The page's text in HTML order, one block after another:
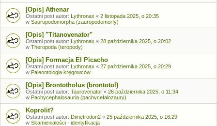
[Opis] Athenar
Ostatni post autor: Lythronax « 2 listopada 2025, o 20:35
w Sauropodomorpha (zauropodomorfy)
[Opis] "Titanovenator"
Ostatni post autor: Lythronax « 28 października 2025, o 20:02
w Theropoda (teropody)
[Opis] Formacja El Picacho
Ostatni post autor: Lythronax « 27 października 2025, o 20:29
w Paleontologia kręgowców
[Opis] Brontotholus (brontotol)
Ostatni post autor: Taurovenator « 26 października 2025, o 11:34
w Pachycephalosauria (pachycefalozaury)
Koprolit?
Ostatni post autor: Dimetrodon2 « 25 października 2025, o 16:29
w Skamieniałości - identyfikacja